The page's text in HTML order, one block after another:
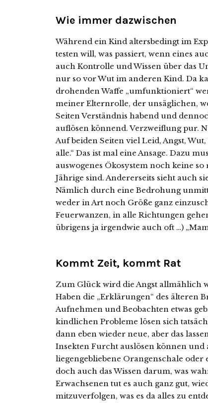
Wie immer dazwischen
Während ein Kind altersbedingt im
testen will, was passiert, wenn eines
auch Kontrolle und Wissen über das
nur so vor Wut im anderen Kind. Da
drohenden Waffe „umfunktioniert“
meiner Elternrolle, der unsäglichen,
Seiten Verständnis habend und
auflösen könnend. Verzweiflung pur.
Auf beiden Seiten viel Leid, Angst,
alle.“ Das ist mal eine Ansage. Dazu
auswogenes Ökosystem noch keine
Jährige sind. Andererseits sieht auch
Nämlich durch eine Bedrohung
weder in Art noch Größe ganz
Feuerwanzen, in alle Richtungen
übrigens ja irgendwie auch oft …)
Kommt Zeit, kommt Rat
Zum Glück wird die Angst allmählich
Haben die „Erklärungen“ des älteren
Aufnehmen und Beobachten etwas
kindlichen Probleme lösen sich
dann eben wieder neue, aber das
Insekten Furcht auslösen können und
liegengebliebene Orangenschale oder
doch auch das Wissen darum, was
Erwachsenen tut es auch ganz gut,
mitzuverfolgen, was es da alles zu